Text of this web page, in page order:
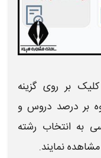
بر روی گزینه
بر درصد دروس و
به انتخاب رشته
مشاهدهنمایند.